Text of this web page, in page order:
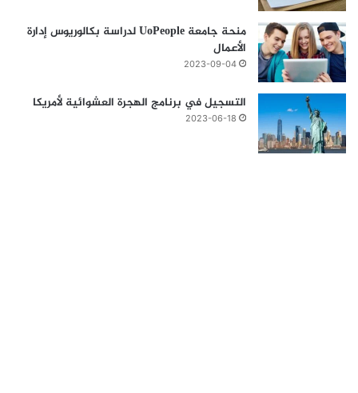
منحة جامعة UoPeople لدراسة بكالوريوس إدارة
الأعمال
2023-09-04
التسجيل في برنامج الهجرة العشوائية لأمريكا
2023-06-18